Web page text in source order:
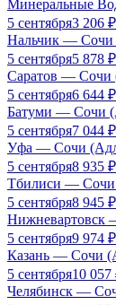
Минеральные
5 сентября3 206 ₽
Нальчик — Сочи
5 сентября5 878 ₽
Саратов — Сочи
5 сентября6 644 ₽
Батуми — Сочи
5 сентября7 044 ₽
Уфа — Сочи
5 сентября8 935 ₽
Тбилиси —
5 сентября8 945 ₽
Нижневартовск
5 сентября9 974 ₽
Казань — Сочи
5 сентября10 057
Челябинск —